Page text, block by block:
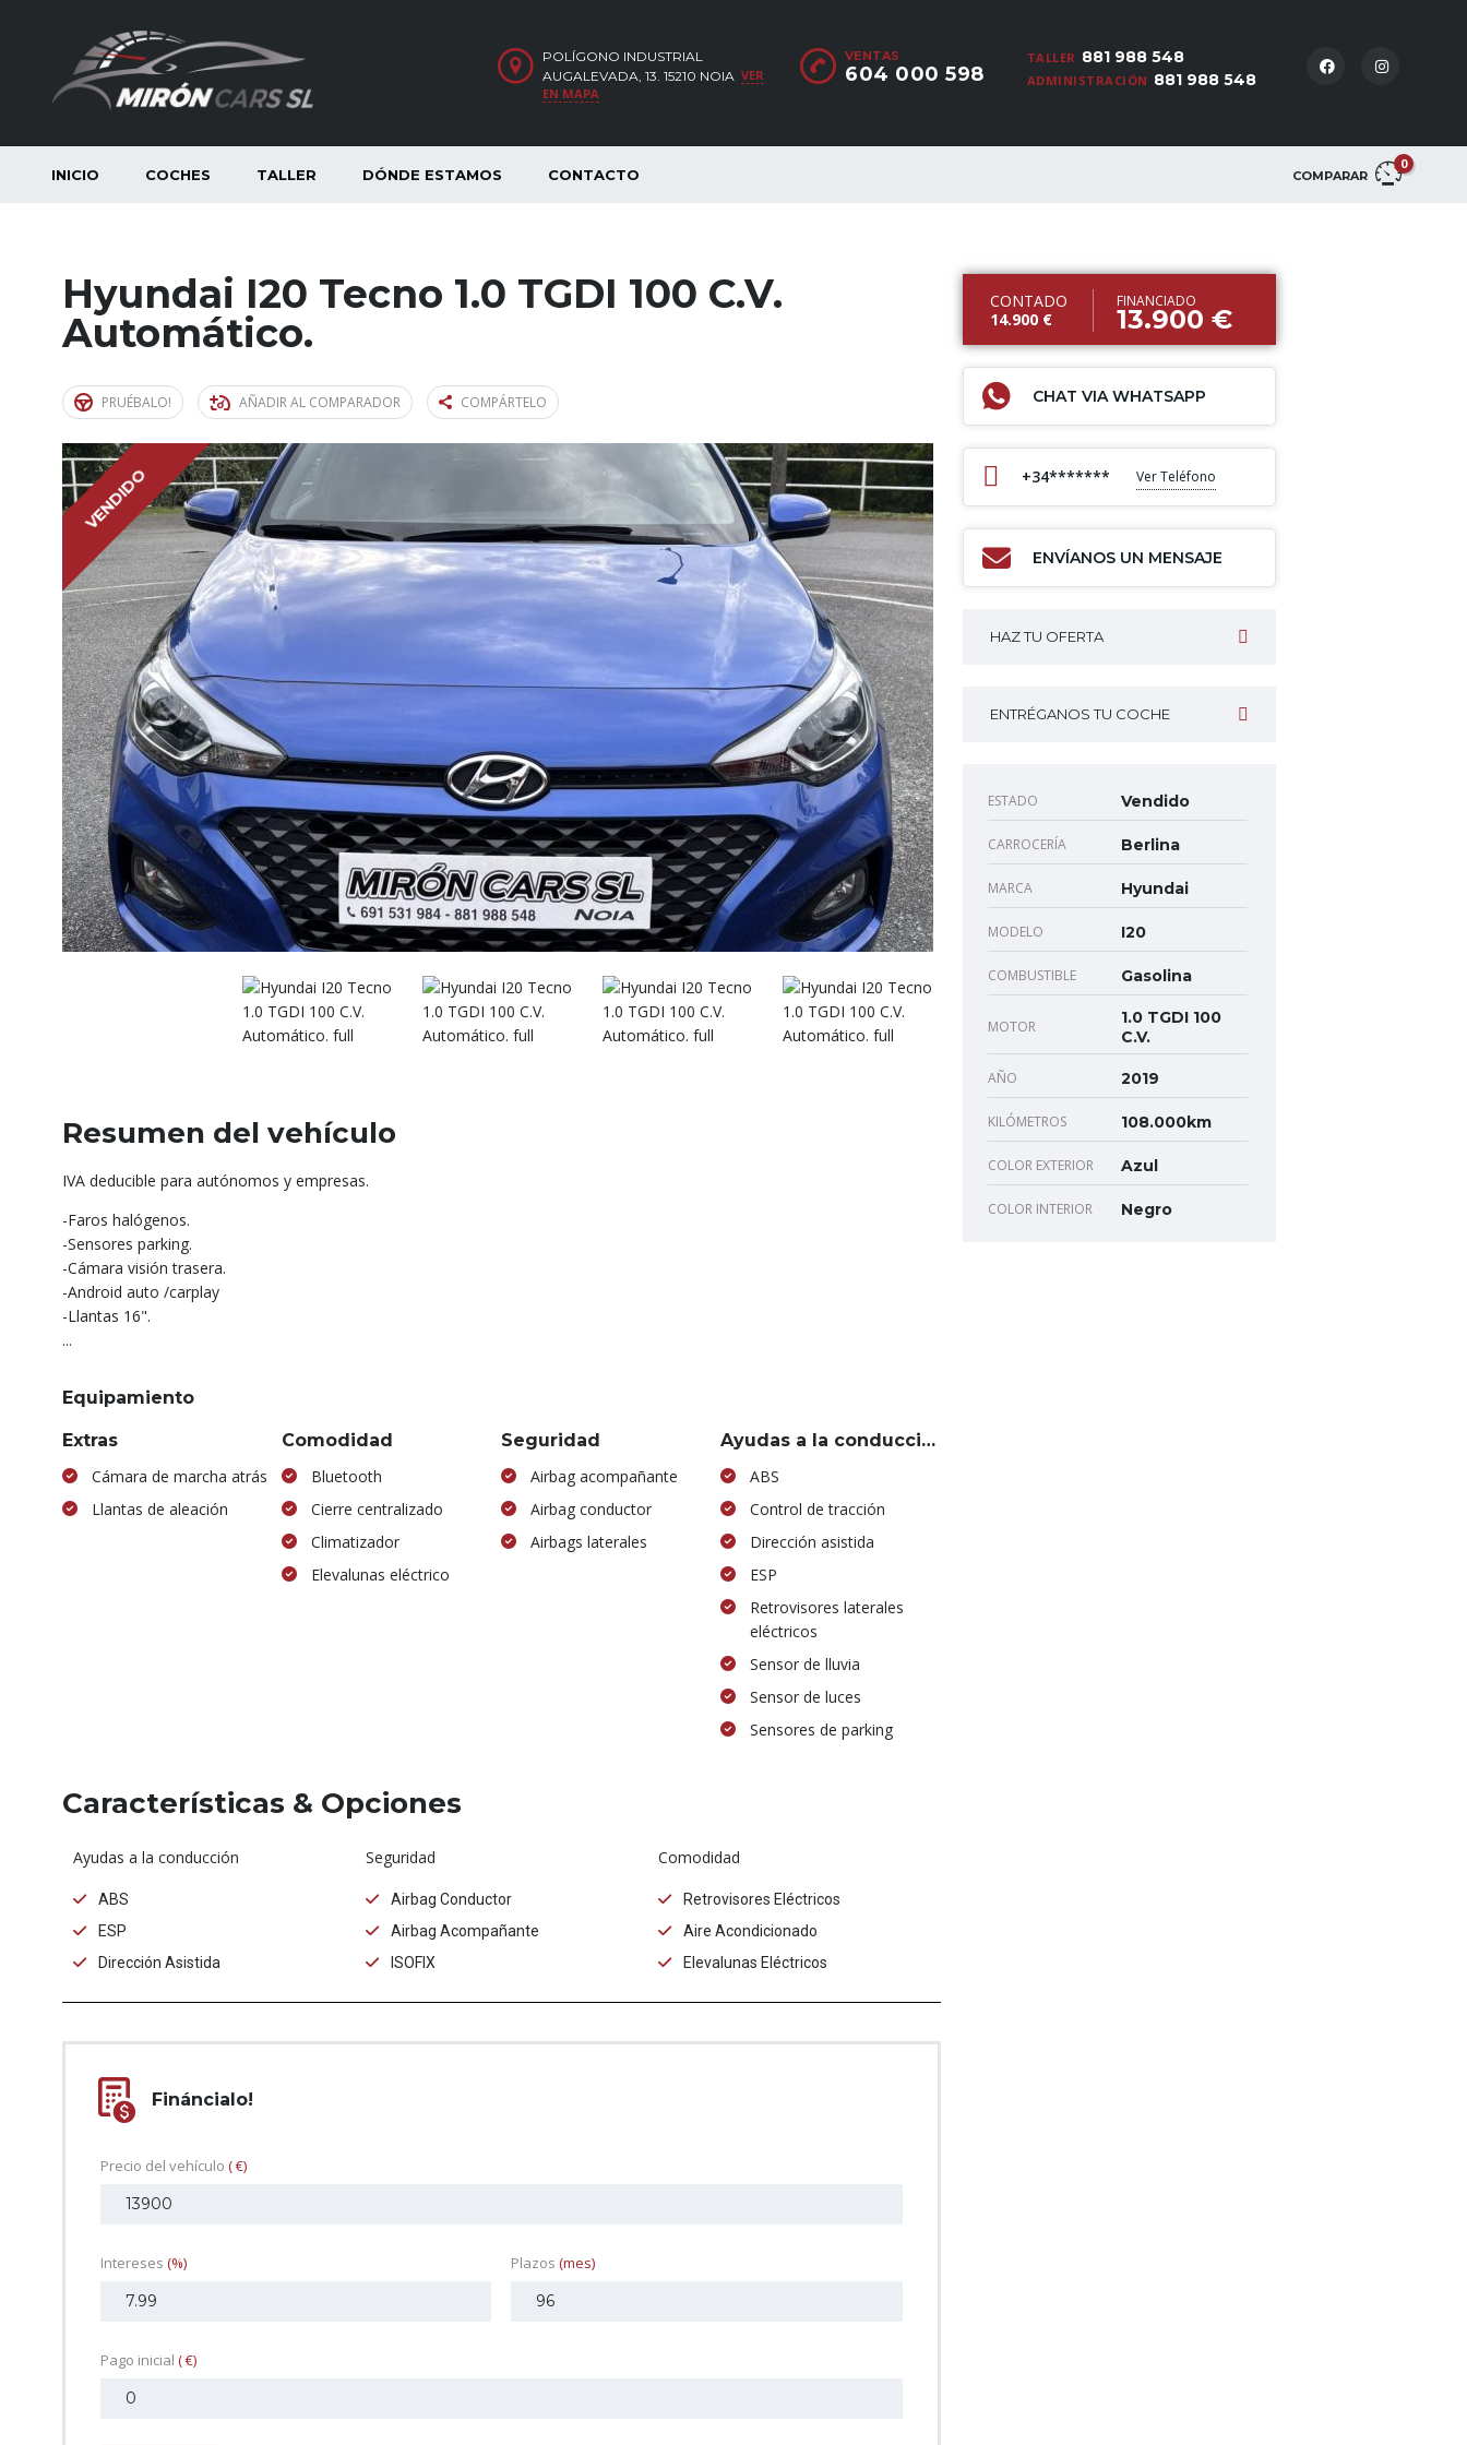
TALLER 881 988 548
ADMINISTRACIÓN 881 988 548
VENTAS
604 000 598
POLÍGONO INDUSTRIAL
AUGALEVADA, 13. 15210 NOIA VER
EN MAPA
COMPARAR
0
INICIO COCHES TALLER DÓNDE ESTAMOS CONTACTO
Hyundai I20 Tecno 1.0 TGDI 100 C.V.
Automático.
PRUÉBALO! AÑADIR AL COMPARADOR COMPÁRTELO
VENDIDO
Resumen del vehículo
IVA deducible para autónomos y empresas.
-Faros halógenos.
-Sensores parking.
-Cámara visión trasera.
-Android auto /carplay
-Llantas 16".
...
Equipamiento
Extras
Cámara de marcha atrás
Llantas de aleación
Comodidad
Bluetooth
Cierre centralizado
Climatizador
Elevalunas eléctrico
Seguridad
Airbag acompañante
Airbag conductor
Airbags laterales
Ayudas a la conducción
ABS
Control de tracción
Dirección asistida
ESP
Retrovisores laterales
eléctricos
Sensor de lluvia
Sensor de luces
Sensores de parking
Características & Opciones
Ayudas a la conducción
ABS
ESP
Dirección Asistida
Seguridad
Airbag Conductor
Airbag Acompañante
ISOFIX
Comodidad
Retrovisores Eléctricos
Aire Acondicionado
Elevalunas Eléctricos
Fináncialo!
Precio del vehículo ( €)
Intereses (%) Plazos(mes)
Pago inicial ( €)
CONTADO
14.900 €
FINANCIADO
13.900 €
CHAT VIA WHATSAPP
+34******* Ver Teléfono
ENVÍANOS UN MENSAJE
HAZ TU OFERTA
ENTRÉGANOS TU COCHE
ESTADO Vendido
CARROCERÍA Berlina
MARCA Hyundai
MODELO I20
COMBUSTIBLE Gasolina
MOTOR
1.0 TGDI 100
C.V.
AÑO 2019
KILÓMETROS 108.000km
COLOR EXTERIOR Azul
COLOR INTERIOR Negro